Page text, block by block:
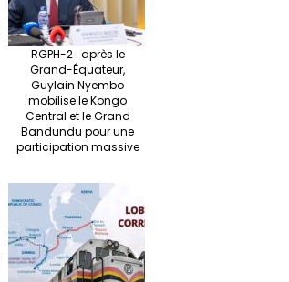
RGPH-2 : après le
Grand-Équateur,
Guylain Nyembo
mobilise le Kongo
Central et le Grand
Bandundu pour une
participation massive